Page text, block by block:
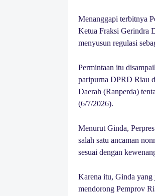
Menanggapi terbitnya
Ketua Fraksi Gerindra
menyusun regulasi
Permintaan itu
paripurna DPRD Riau
Daerah (Ranperda)
(6/7/2026).
Menurut Ginda,
salah satu ancaman
sesuai dengan
Karena itu, Ginda yang
mendorong Pemprov